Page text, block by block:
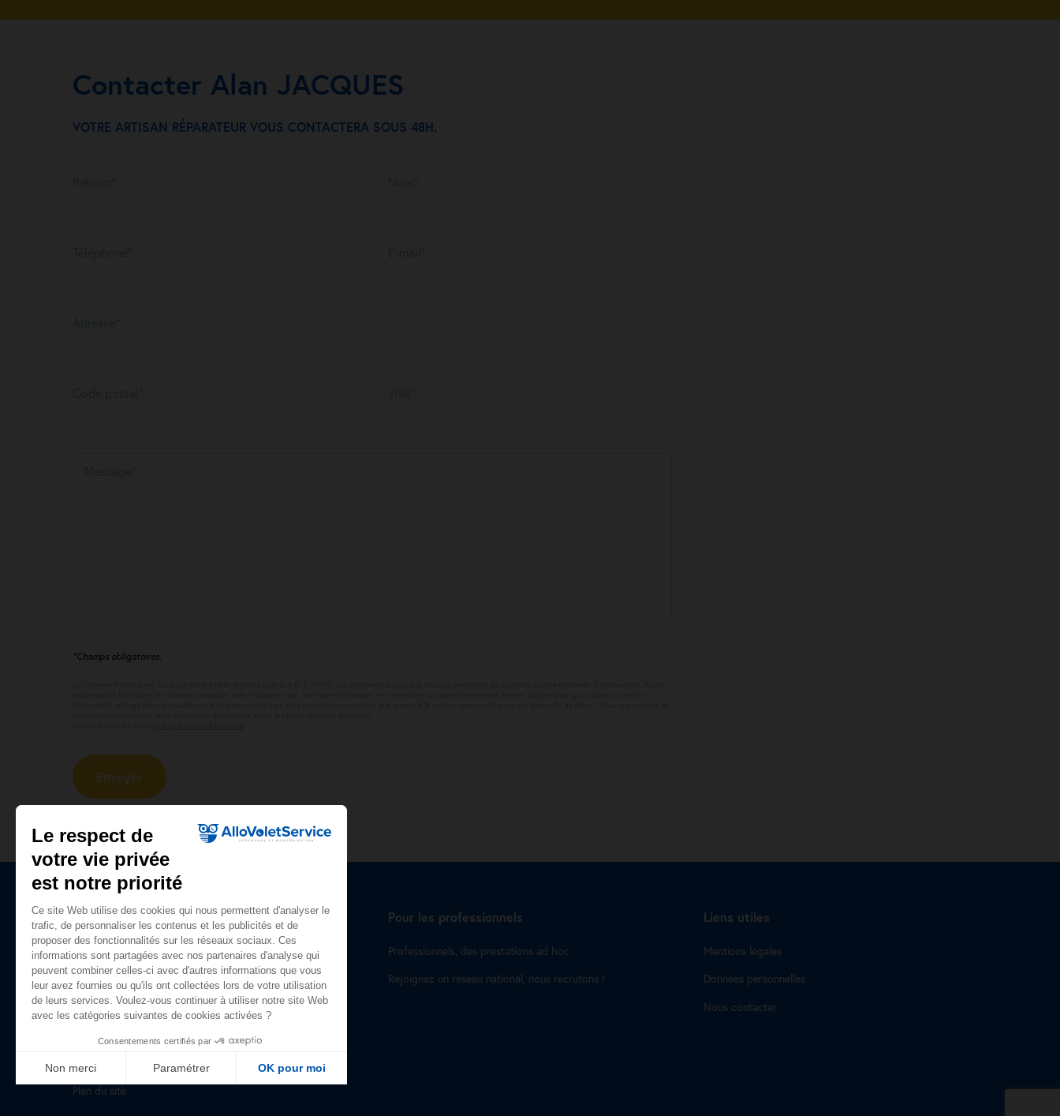
Contacter Alan JACQUES
VOTRE ARTISAN RÉPARATEUR VOUS CONTACTERA SOUS 48H.
*Champs obligatoires.
Plan du site
Accueil
Nos prestations
Qui sommes-nous ?
Avis clients
Guide du volet roulant
Plan du site
Pour les professionnels
Professionnels, des prestations ad hoc
Rejoignez un réseau national, nous recrutons !
Liens utiles
Mentions légales
Données personnelles
Nous contacter
Le respect de
votre vie privée
est notre priorité
Ce site Web utilise des cookies qui nous permettent d'analyser le
trafic, de personnaliser les contenus et les publicités et de
proposer des fonctionnalités sur les réseaux sociaux. Ces
informations sont partagées avec nos partenaires d'analyse qui
peuvent combiner celles-ci avec d'autres informations que vous
leur avez fournies ou qu'ils ont collectées lors de votre utilisation
de leurs services. Voulez-vous continuer à utiliser notre site Web
avec les catégories suivantes de cookies activées ?
Consentements certifiés par
Non merci Paramétrer OK pour moi
Axeptio consent
Plateforme de Gestion du Consentement : Personnalisez vos Options